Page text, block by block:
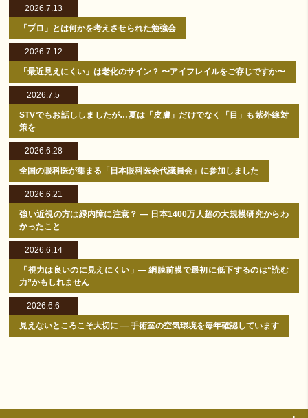
2026.7.13
「プロ」とは何かを考えさせられた勉強会
2026.7.12
「最近見えにくい」は老化のサイン？ 〜アイフレイルをご存じですか〜
2026.7.5
STVでもお話ししましたが…夏は「皮膚」だけでなく「目」も紫外線対
策を
2026.6.28
全国の眼科医が集まる「日本眼科医会代議員会」に参加しました
2026.6.21
強い近視の方は緑内障に注意？ ― 日本1400万人超の大規模研究からわ
かったこと
2026.6.14
「視力は良いのに見えにくい」― 網膜前膜で最初に低下するのは“読む
力”かもしれません
2026.6.6
見えないところこそ大切に ― 手術室の空気環境を毎年確認しています